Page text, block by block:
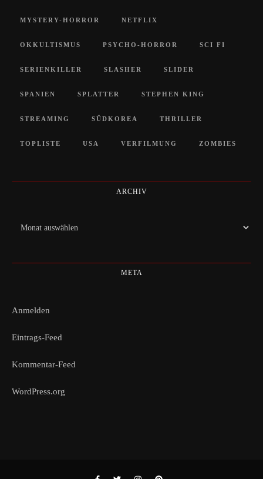
MYSTERY-HORROR NETFLIX
OKKULTISMUS PSYCHO-HORROR SCI FI
SERIENKILLER SLASHER SLIDER
SPANIEN SPLATTER STEPHEN KING
STREAMING SÜDKOREA THRILLER
TOPLISTE USA VERFILMUNG ZOMBIES
ARCHIV
Archiv
META
Anmelden
Eintrags-Feed
Kommentar-Feed
WordPress.org